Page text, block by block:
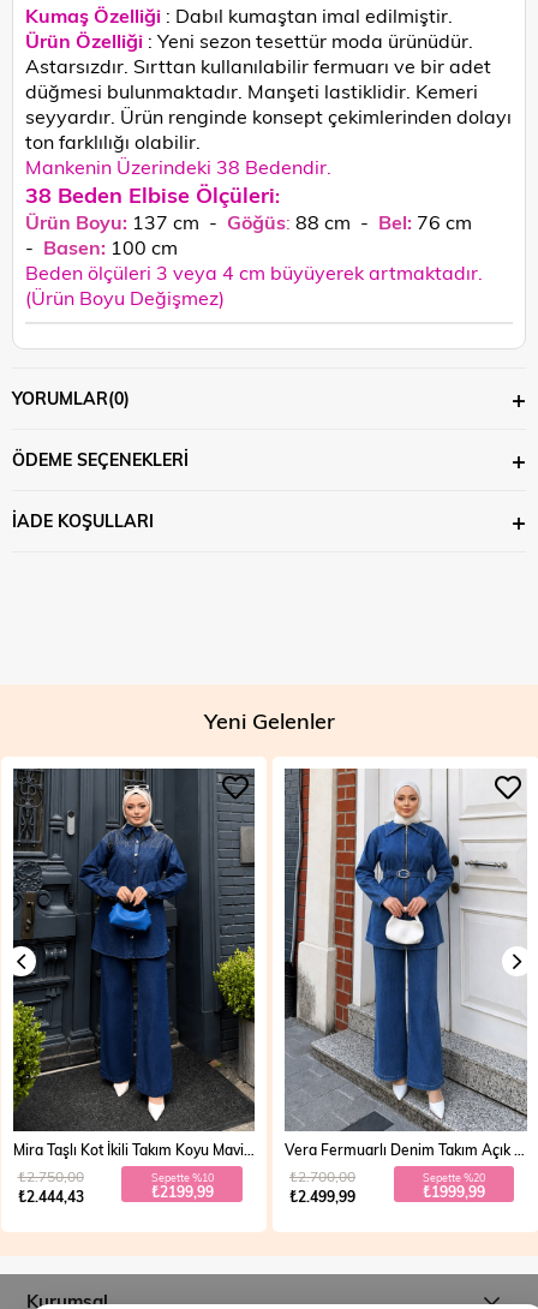
Kumaş Özelliği : Dabıl kumaştan imal edilmiştir.
Ürün Özelliği : Yeni sezon tesettür moda ürünüdür.
Astarsızdır. Sırttan kullanılabilir fermuarı ve bir adet
düğmesi bulunmaktadır. Manşeti lastiklidir. Kemeri
seyyardır. Ürün renginde konsept çekimlerinden dolayı
ton farklılığı olabilir.
Mankenin Üzerindeki 38 Bedendir.
38 Beden Elbise Ölçüleri:
Ürün Boyu: 137 cm - Göğüs: 88 cm - Bel: 76 cm
- Basen: 100 cm
Beden ölçüleri 3 veya 4 cm büyüyerek artmaktadır.
(Ürün Boyu Değişmez)
YORUMLAR(0)
ÖDEME SEÇENEKLERI
İADE KOŞULLARI
Yeni Gelenler
Mira Taşlı Kot İkili Takım Koyu Mavi 19286
₺2.444,43
₺2.750,00 Sepette %10
₺2199,99 ₺2.499,99
₺2.700,00 Sepette %20
₺1999,99
Kurumsal